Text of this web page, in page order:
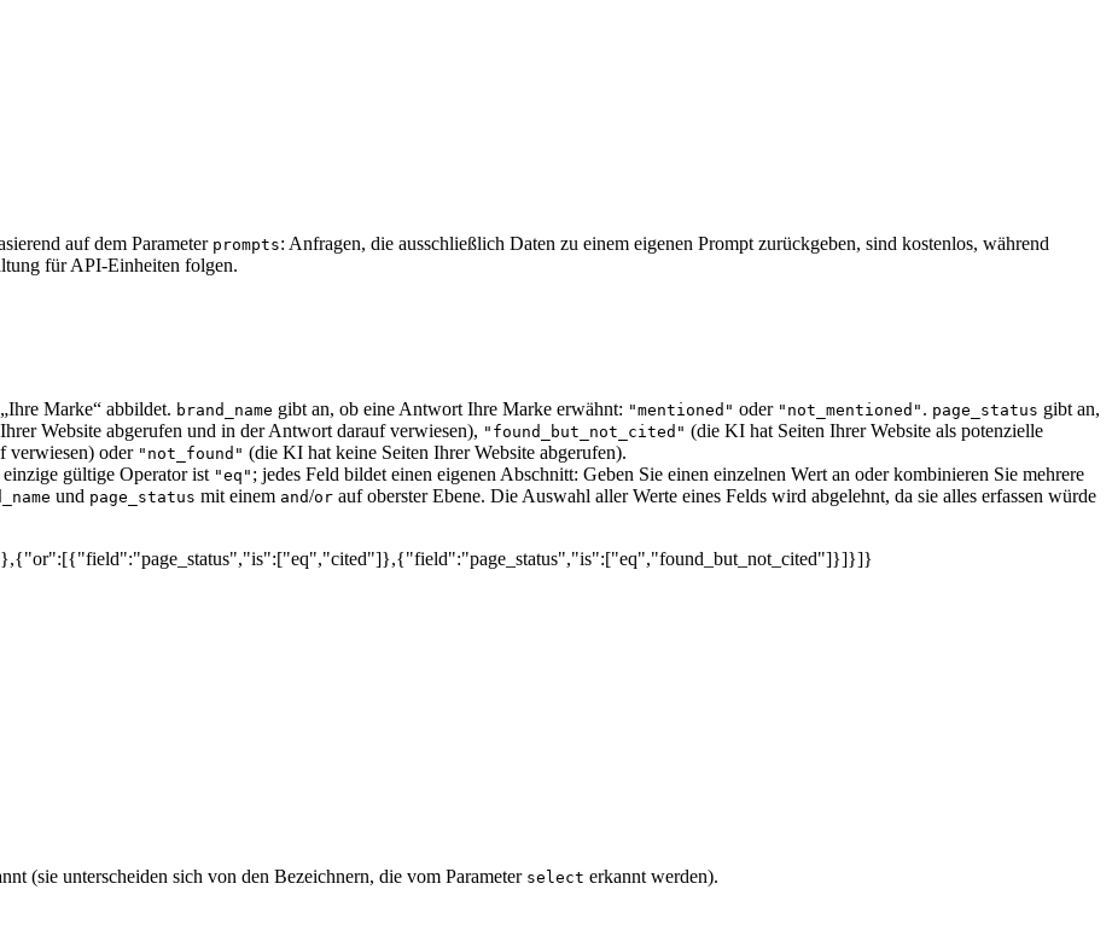
auf dem Parameter prompts: Anfragen, die ausschließlich Daten zu einem eigenen Prompt zurückgeben, sind kostenlos, während
für API-Einheiten folgen.
Marke“ abbildet. brand_name gibt an, ob eine Antwort Ihre Marke erwähnt: "mentioned" oder "not_mentioned" . page_status gibt an,
Website abgerufen und in der Antwort darauf verwiesen), "found_but_not_cited" (die KI hat Seiten Ihrer Website als potenzielle
verwiesen) oder "not_found" (die KI hat keine Seiten Ihrer Website abgerufen).
gültige Operator ist "eq" ; jedes Feld bildet einen eigenen Abschnitt: Geben Sie einen einzelnen Wert an oder kombinieren Sie mehrere
und page_status mit einem and/or auf oberster Ebene. Die Auswahl aller Werte eines Felds wird abgelehnt, da sie alles erfassen würde
(sie unterscheiden sich von den Bezeichnern, die vom Parameter select erkannt werden).